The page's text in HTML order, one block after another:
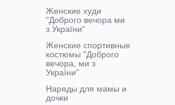
Женские худи
"Доброго вечора ми
з України"
Женские спортивные
костюмы "Доброго
вечора, ми з
України"
Наряды для мамы и
дочки